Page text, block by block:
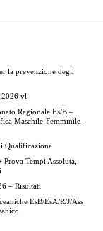
la prevenzione degli
2026 vl
Regionale Es/B –
Maschile-Femminile-
Qualificazione
Prova Tempi Assoluta,
– Risultati
EsB/EsA/R/J/Ass